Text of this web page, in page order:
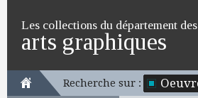
Les collections du département des
arts graphiques
Recherche sur :